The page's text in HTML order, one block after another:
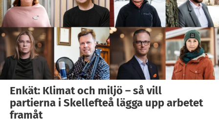
Enkät: Klimat och miljö – så vill
partierna i Skellefteå lägga upp arbetet
framåt